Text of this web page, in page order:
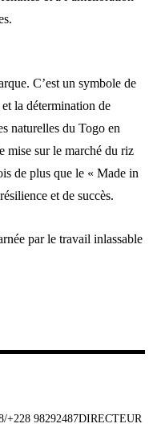
C’est un symbole de
la détermination de
naturelles du Togo en
mise sur le marché du riz
de plus que le « Made in
et de succès.
par le travail inlassable
+228 98292487DIRECTEUR